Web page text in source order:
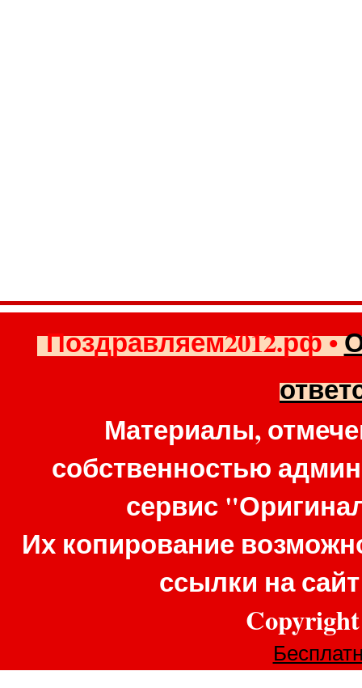
Поздравляем2012.рф•
Материалы,
собственностью
сервис
Их копирование
ссылки на